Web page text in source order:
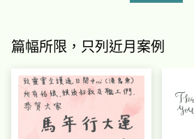
篇幅所限，只列近月案例